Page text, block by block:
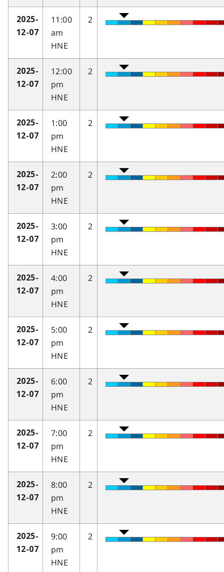
2025-
12-07
11:00
am
HNE
2
2025-
12-07
12:00
pm
HNE
2
2025-
12-07
1:00
pm
HNE
2
2025-
12-07
2:00
pm
HNE
2
2025-
12-07
3:00
pm
HNE
2
2025-
12-07
4:00
pm
HNE
2
2025-
12-07
5:00
pm
HNE
2
2025-
12-07
6:00
pm
HNE
2
2025-
12-07
7:00
pm
HNE
2
2025-
12-07
8:00
pm
HNE
2
2025-
12-07
9:00
pm
HNE
2